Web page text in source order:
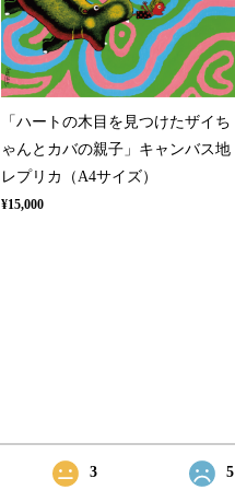
「ハートの木目を見つけたザイち
ゃんとカバの親子」キャンバス地
レプリカ（A4サイズ）
¥15,000
3 5